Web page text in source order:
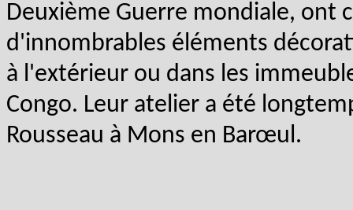
Deuxième Guerre mondiale, ont
d'innombrables éléments
à l'extérieur ou dans les
Congo. Leur atelier a été
Rousseau à Mons en Barœul.